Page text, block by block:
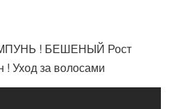
! БЕШЕНЫЙ Рост
! Уход за волосами